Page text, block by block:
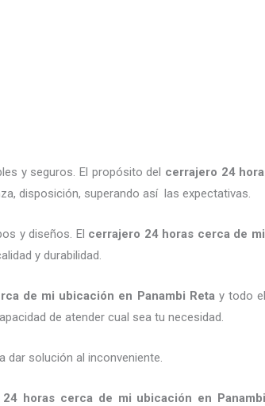
y seguros. El propósito del cerrajero 24
disposición, superando así las expectativas.
y diseños. El cerrajero 24 horas cerca de mi
y durabilidad.
de mi ubicación en Panambi Reta y todo
de atender cual sea tu necesidad.
solución al inconveniente.
24 horas cerca de mi ubicación en